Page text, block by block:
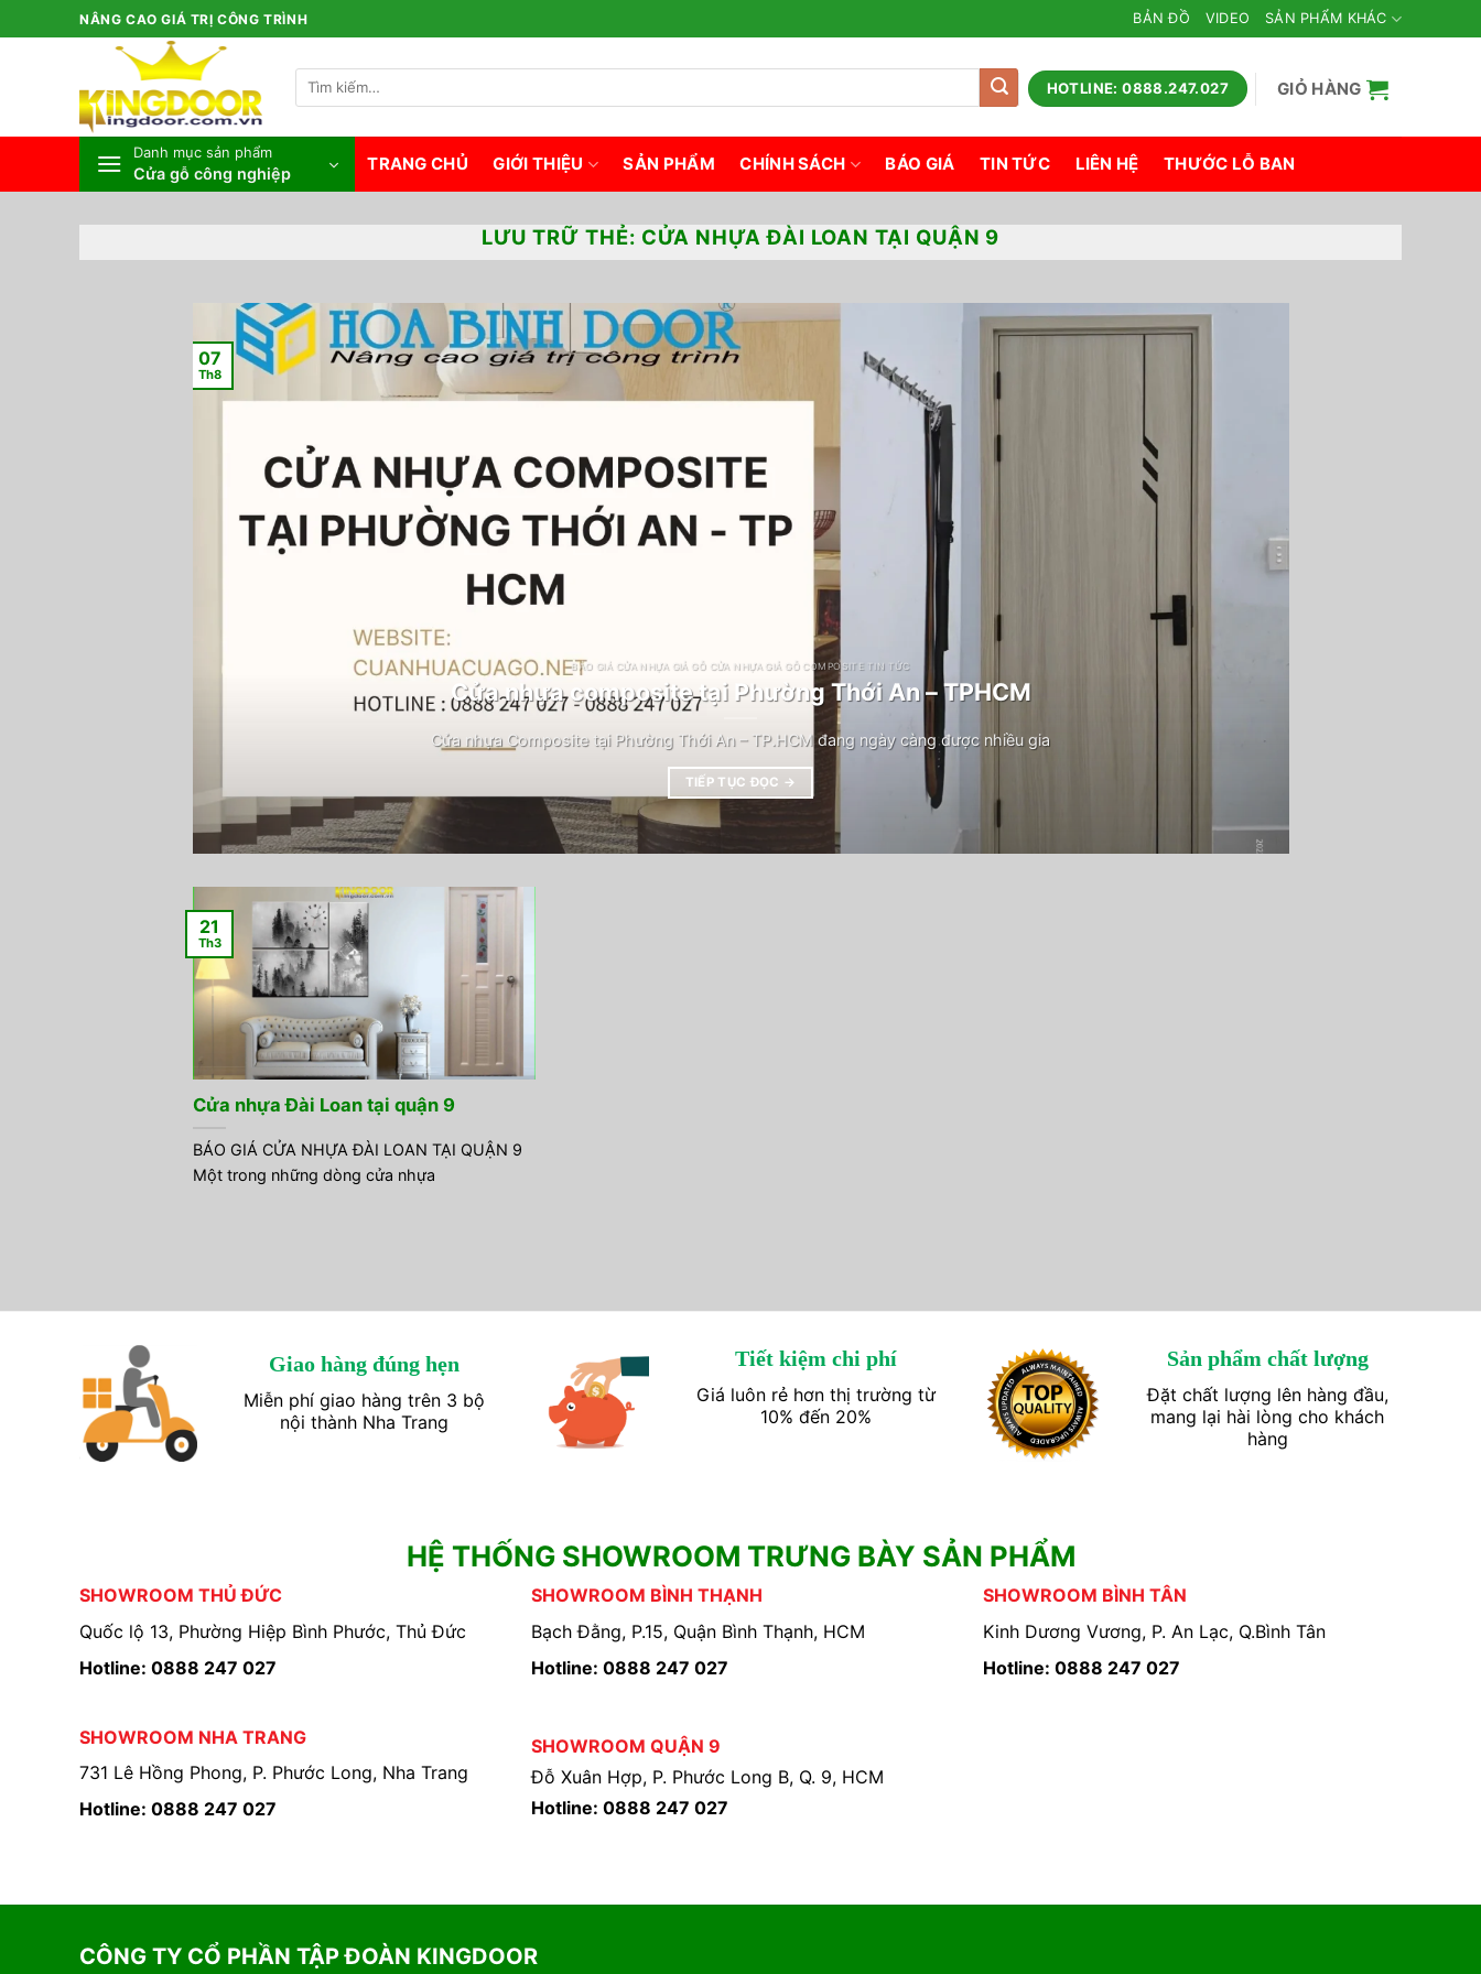
qua
NÂNG CAO GIÁ TRỊ CÔNG TRÌNH BẢN ĐỒ VIDEO SẢN PHẨM KHÁC
Tìm
kiếm:
HOTLINE: 0888.247.027 GIỎ HÀNG
Danh mục sản phẩm
Cửa gỗ công nghiệp TRANG CHỦ GIỚI THIỆU SẢN PHẨM CHÍNH SÁCH BÁO GIÁ TIN TỨC LIÊN HỆ THƯỚC LỖ BAN
LƯU TRỮ THẺ: CỬA NHỰA ĐÀI LOAN TẠI QUẬN 9
BÁO GIÁ CỬA NHỰA GIẢ GỖ CỬA NHỰA GIẢ GỖ COMPOSITE TIN TỨC
Cửa nhựa composite tại Phường Thới An – TPHCM
Cửa nhựa Composite tại Phường Thới An – TP.HCM đang ngày càng được nhiều gia
TIẾP TỤC ĐỌC →
07
Th8
Cửa nhựa Đài Loan tại quận 9
BÁO GIÁ CỬA NHỰA ĐÀI LOAN TẠI QUẬN 9
Một trong những dòng cửa nhựa
21
Th3
Giao hàng đúng hẹn
Miễn phí giao hàng trên 3 bộ
nội thành Nha Trang
Tiết kiệm chi phí
Giá luôn rẻ hơn thị trường từ
10% đến 20%
Sản phẩm chất lượng
Đặt chất lượng lên hàng đầu,
mang lại hài lòng cho khách
hàng
HỆ THỐNG SHOWROOM TRƯNG BÀY SẢN PHẨM
SHOWROOM THỦ ĐỨC
Quốc lộ 13, Phường Hiệp Bình Phước, Thủ Đức
Hotline: 0888 247 027
SHOWROOM BÌNH THẠNH
Bạch Đằng, P.15, Quận Bình Thạnh, HCM
Hotline: 0888 247 027
SHOWROOM BÌNH TÂN
Kinh Dương Vương, P. An Lạc, Q.Bình Tân
Hotline: 0888 247 027
SHOWROOM NHA TRANG
731 Lê Hồng Phong, P. Phước Long, Nha Trang
Hotline: 0888 247 027
SHOWROOM QUẬN 9
Đỗ Xuân Hợp, P. Phước Long B, Q. 9, HCM
Hotline: 0888 247 027
CÔNG TY CỔ PHẦN TẬP ĐOÀN KINGDOOR